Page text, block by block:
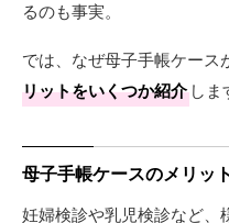
るのも事実。
では、なぜ母子手帳ケース
リットをいくつか紹介 しま
母子手帳ケースのメリッ
妊婦検診や乳児検診など、